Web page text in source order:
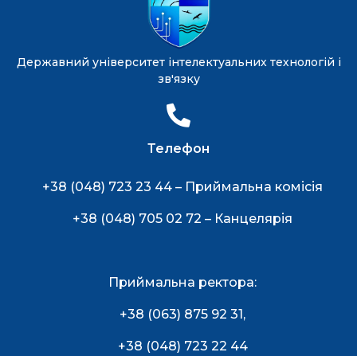
Державний університет інтелектуальних технологій і
зв'язку
Телефон
+38 (048) 723 23 44 – Приймальна комісія
+38 (048) 705 02 72 – Канцелярія
Приймальна ректора:
+38 (063) 875 92 31,
+38 (048) 723 22 44